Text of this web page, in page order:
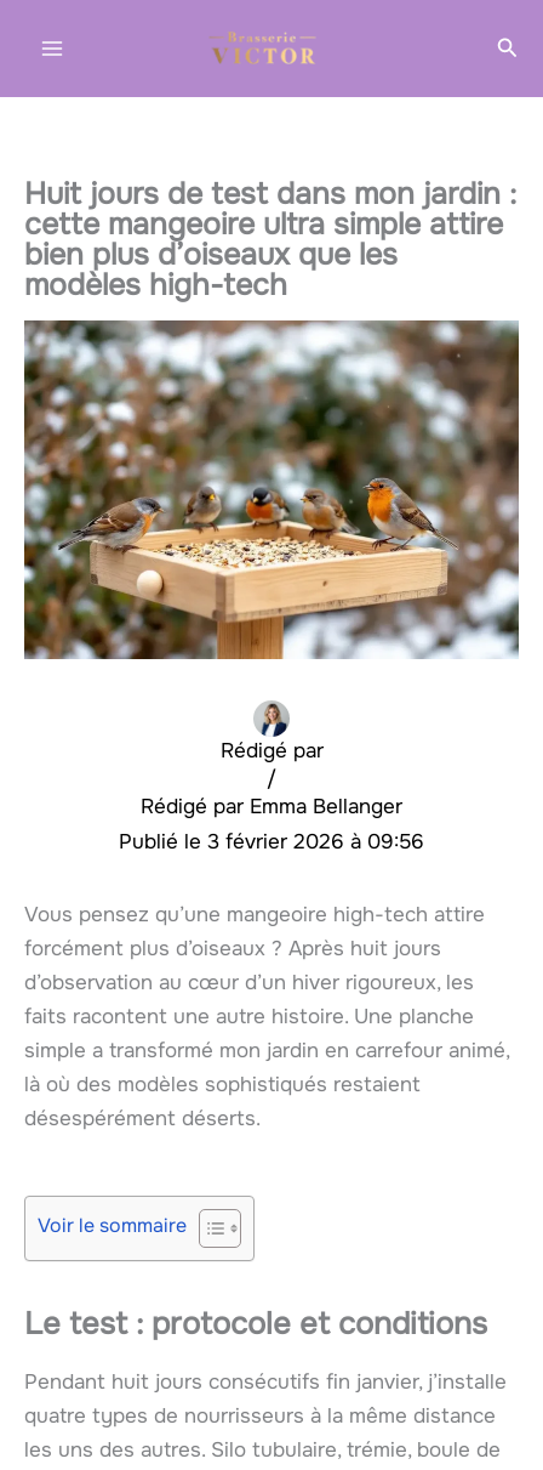
Huit jours de test dans mon jardin :
cette mangeoire ultra simple attire
bien plus d’oiseaux que les
modèles high-tech
Rédigé par
Emma Bellanger
/
3 février 2026 à 09:56
Vous pensez qu’une mangeoire high-tech attire
forcément plus d’oiseaux ? Après huit jours
d’observation au cœur d’un hiver rigoureux, les
faits racontent une autre histoire. Une planche
simple a transformé mon jardin en carrefour animé,
là où des modèles sophistiqués restaient
désespérément déserts.
Voir le sommaire
Le test : protocole et conditions
Pendant huit jours consécutifs fin janvier, j’installe
quatre types de nourrisseurs à la même distance
les uns des autres. Silo tubulaire, trémie, boule de